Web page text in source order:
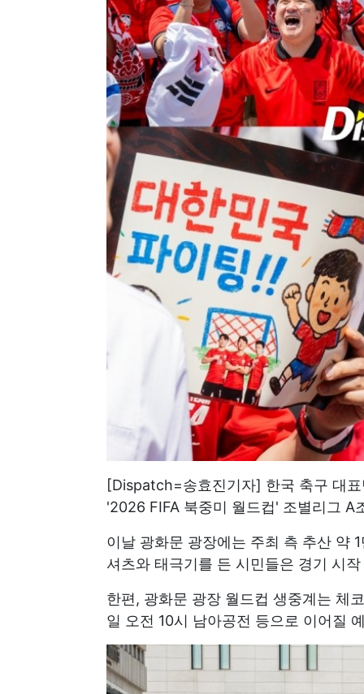
[Dispatch=송효진기자] 한국 축구 대
'2026 FIFA 북중미 월드컵' 조별리그 A
이날 광화문 광장에는 주최 측 추산 약
셔츠와 태극기를 든 시민들은 경기 시
한편, 광화문 광장 월드컵 생중계는 체
일 오전 10시 남아공전 등으로 이어질